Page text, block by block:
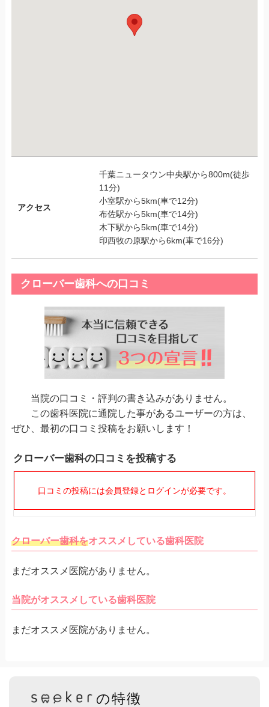
アクセス
千葉ニュータウン中央駅から800m(徒歩
11分)
小室駅から5km(車で12分)
布佐駅から5km(車で14分)
木下駅から5km(車で14分)
印西牧の原駅から6km(車で16分)
クローバー歯科への口コミ
当院の口コミ・評判の書き込みがありません。
この歯科医院に通院した事があるユーザーの方は、
ぜひ、最初の口コミ投稿をお願いします！
クローバー歯科の口コミを投稿する
口コミの投稿には会員登録とログインが必要です。
クローバー歯科をオススメしている歯科医院
まだオススメ医院がありません。
当院がオススメしている歯科医院
まだオススメ医院がありません。
の特徴